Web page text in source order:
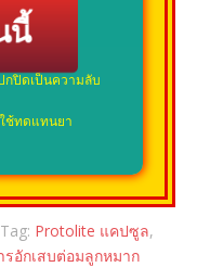
นี้
กปิดเป็นความลับ
ช้ทดแทนยา
Tag: Protolite แคปซูล,
รอักเสบต่อมลูกหมาก